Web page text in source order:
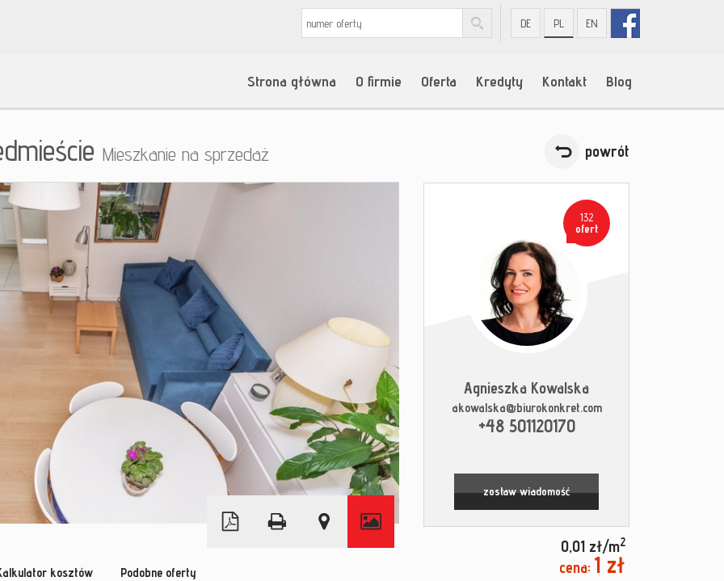
DE PL EN
Strona główna O firmie Oferta Kredyty Kontakt Blog
Mieszkanie na sprzedaż powrót
Leaflet|© MapTiler ©OpenStreetMap contributors
132
ofert
Agnieszka Kowalska
akowalska@biurokonkret.com
+48 501120170
zostaw wiadomość
0,01 zł/m2
cena: 1 zł
kosztów Podobne oferty